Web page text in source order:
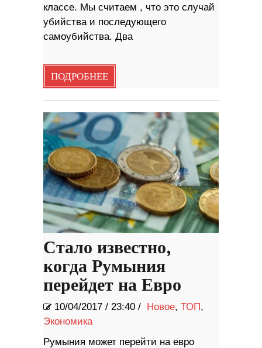
классе. Мы считаем , что это случай
убийства и последующего
самоубийства. Два
ПОДРОБНЕЕ
Стало известно,
когда Румыния
перейдет на Евро
10/04/2017 / 23:40 / Новое, ТОП,
Экономика
Румыния может перейти на евро